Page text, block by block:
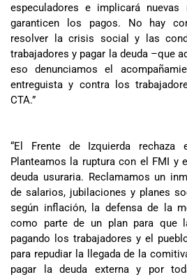
especuladores e implicará
garanticen los pagos. No hay
resolver la crisis social y las
trabajadores y pagar la deuda –que
eso denunciamos el
entreguista y contra los
CTA.”
“El Frente de Izquierda rechaza
Planteamos la ruptura con el FMI y
deuda usuraria. Reclamamos un
de salarios, jubilaciones y planes
según inflación, la defensa de la
como parte de un plan para que
pagando los trabajadores y el
para repudiar la llegada de la
pagar la deuda externa y por